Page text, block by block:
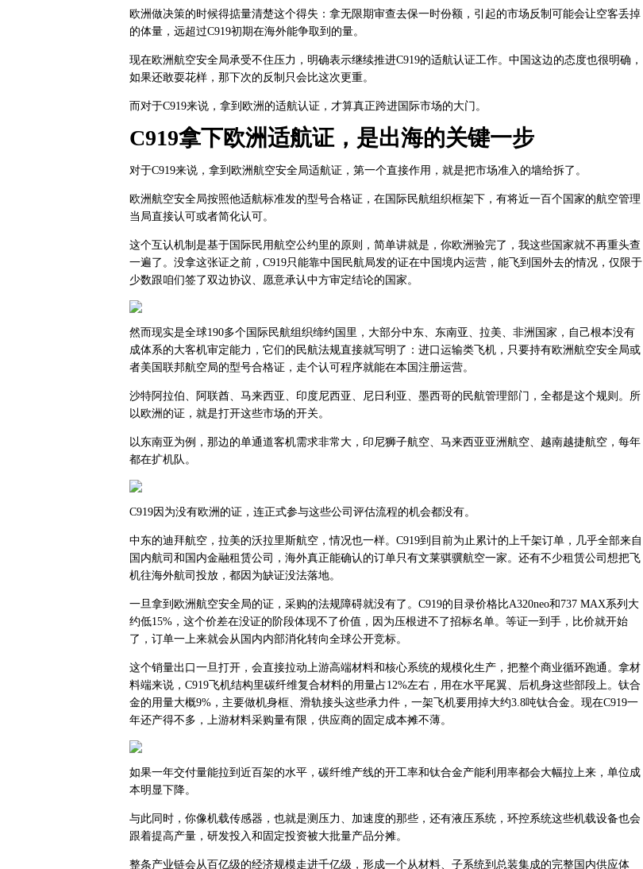
欧洲做决策的时候得掂量清楚这个得失：拿无限期审查去保一时份额，引起的市场反制可能会让空客丢掉
的体量，远超过C919初期在海外能争取到的量。
现在欧洲航空安全局承受不住压力，明确表示继续推进C919的适航认证工作。中国这边的态度也很明确，
如果还敢耍花样，那下次的反制只会比这次更重。
而对于C919来说，拿到欧洲的适航认证，才算真正跨进国际市场的大门。
C919拿下欧洲适航证，是出海的关键一步
对于C919来说，拿到欧洲航空安全局适航证，第一个直接作用，就是把市场准入的墙给拆了。
欧洲航空安全局按照他适航标准发的型号合格证，在国际民航组织框架下，有将近一百个国家的航空管理
当局直接认可或者简化认可。
这个互认机制是基于国际民用航空公约里的原则，简单讲就是，你欧洲验完了，我这些国家就不再重头查
一遍了。没拿这张证之前，C919只能靠中国民航局发的证在中国境内运营，能飞到国外去的情况，仅限于
少数跟咱们签了双边协议、愿意承认中方审定结论的国家。
然而现实是全球190多个国际民航组织缔约国里，大部分中东、东南亚、拉美、非洲国家，自己根本没有
成体系的大客机审定能力，它们的民航法规直接就写明了：进口运输类飞机，只要持有欧洲航空安全局或
者美国联邦航空局的型号合格证，走个认可程序就能在本国注册运营。
沙特阿拉伯、阿联酋、马来西亚、印度尼西亚、尼日利亚、墨西哥的民航管理部门，全都是这个规则。所
以欧洲的证，就是打开这些市场的开关。
以东南亚为例，那边的单通道客机需求非常大，印尼狮子航空、马来西亚亚洲航空、越南越捷航空，每年
都在扩机队。
C919因为没有欧洲的证，连正式参与这些公司评估流程的机会都没有。
中东的迪拜航空，拉美的沃拉里斯航空，情况也一样。C919到目前为止累计的上千架订单，几乎全部来自
国内航司和国内金融租赁公司，海外真正能确认的订单只有文莱骐骥航空一家。还有不少租赁公司想把飞
机往海外航司投放，都因为缺证没法落地。
一旦拿到欧洲航空安全局的证，采购的法规障碍就没有了。C919的目录价格比A320neo和737 MAX系列大
约低15%，这个价差在没证的阶段体现不了价值，因为压根进不了招标名单。等证一到手，比价就开始
了，订单一上来就会从国内内部消化转向全球公开竞标。
这个销量出口一旦打开，会直接拉动上游高端材料和核心系统的规模化生产，把整个商业循环跑通。拿材
料端来说，C919飞机结构里碳纤维复合材料的用量占12%左右，用在水平尾翼、后机身这些部段上。钛合
金的用量大概9%，主要做机身框、滑轨接头这些承力件，一架飞机要用掉大约3.8吨钛合金。现在C919一
年还产得不多，上游材料采购量有限，供应商的固定成本摊不薄。
如果一年交付量能拉到近百架的水平，碳纤维产线的开工率和钛合金产能利用率都会大幅拉上来，单位成
本明显下降。
与此同时，你像机载传感器，也就是测压力、加速度的那些，还有液压系统，环控系统这些机载设备也会
跟着提高产量，研发投入和固定投资被大批量产品分摊。
整条产业链会从百亿级的经济规模走进千亿级，形成一个从材料、子系统到总装集成的完整国内供应体